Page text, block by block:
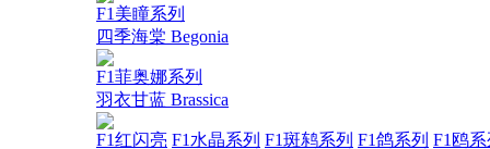
F1美瞳系列
四季海棠 Begonia
F1菲奥娜系列
羽衣甘蓝 Brassica
F1红闪亮 F1水晶系列 F1斑鸫系列 F1鸽系列 F1鸥